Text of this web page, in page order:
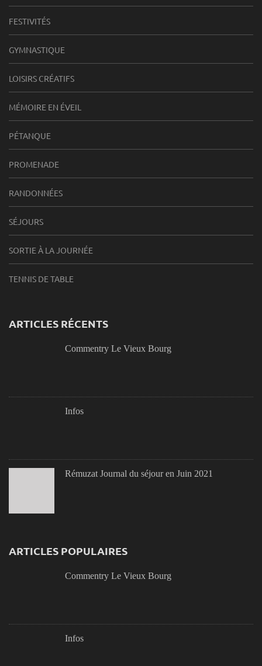
FESTIVITÉS
GYMNASTIQUE
LOISIRS CRÉATIFS
MÉMOIRE EN ÉVEIL
PÉTANQUE
PROMENADE
RANDONNÉES
SÉJOURS
SORTIE À LA JOURNÉE
TENNIS DE TABLE
ARTICLES RÉCENTS
Commentry Le Vieux Bourg
Infos
Rémuzat Journal du séjour en Juin 2021
ARTICLES POPULAIRES
Commentry Le Vieux Bourg
Infos